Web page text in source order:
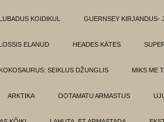
LUBADUS KOIDIKUL GUERNSEY KIRJANDUS-
ELANUD HEADES KÄTES
SEIKLUS DŽUNGLIS MIKS ME
ARKTIKA OOTAMATU ARMASTUS